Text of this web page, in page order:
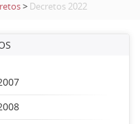
> Decretos 2022